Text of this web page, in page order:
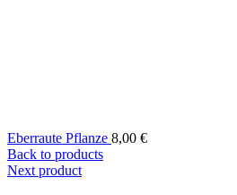
Eberraute Pflanze 8,00 €
Back to products
Next product